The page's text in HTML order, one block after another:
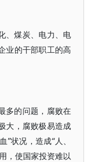
、煤炭、电力、电
业的干部职工的高
多的问题，腐败在
大，腐败极易造成
”状况，造成“人、
，使国家投资难以